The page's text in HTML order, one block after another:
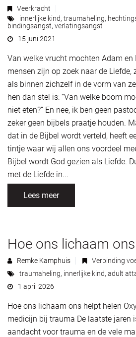
Veerkracht
innerlijke kind, traumaheling,
bindingsangst, verlatingsangst
15 juni 2021
Van welke vrucht mochten Adam en
mensen zijn op zoek naar de Liefde,
als binnen zichzelf in de vorm van
hen dan stel is: “Van welke boom
niet eten?” En nee, ik ben geen
zeker geen bijbels praatje houden.
dat in de Bijbel wordt verteld, heeft
tintje waar wij allen ons voordeel
Bijbel wordt God gezien als Liefde.
met de Liefde in...
Lees meer
Hoe ons lichaam
Remke Kamphuis
Verbinding
traumaheling, innerlijke kind, adult
1 april 2026
Hoe ons lichaam ons helpt helen
medicijn bij trauma De laatste jaren
aandacht voor trauma en de vele